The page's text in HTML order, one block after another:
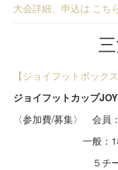
大会詳細、申込は こち
【ジョイフットボックス
ジョイフットカップ
〈参加費/募集〉 会員
一般：
５チー